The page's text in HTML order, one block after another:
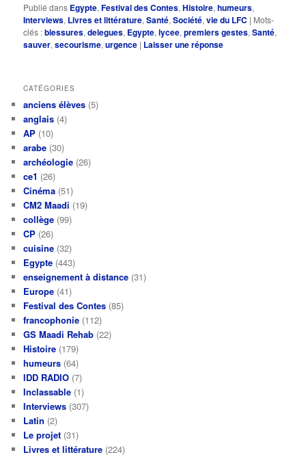
Publié dans Egypte,Festival des Contes,Histoire,humeurs,
Interviews, Livres et littérature,Santé,Société,vie du LFC | Mots-
clés :blessures,delegues, Egypte,lycee,premiers gestes,Santé,
sauver,secourisme,urgence | Laisser une réponse
CATÉGORIES
anciens élèves (5)
anglais (4)
AP (10)
arabe (30)
archéologie (26)
ce1 (26)
Cinéma (51)
CM2 Maadi (19)
collège (99)
CP (26)
cuisine (32)
Egypte (443)
enseignement à distance (31)
Europe (41)
Festival des Contes (85)
francophonie (112)
GS Maadi Rehab (22)
Histoire (179)
humeurs (64)
IDD RADIO (7)
Inclassable (1)
Interviews (307)
Latin (2)
Le projet (31)
Livres et littérature (224)